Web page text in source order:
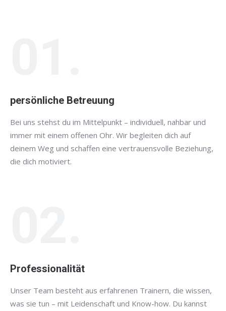
persönliche Betreuung
Bei uns stehst du im Mittelpunkt – individuell, nahbar und
immer mit einem offenen Ohr. Wir begleiten dich auf
deinem Weg und schaffen eine vertrauensvolle Beziehung,
die dich motiviert.
Professionalität
Unser Team besteht aus erfahrenen Trainern, die wissen,
was sie tun – mit Leidenschaft und Know-how. Du kannst